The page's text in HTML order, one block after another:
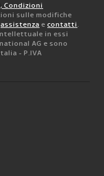
Condizioni
sulle modifiche
assistenza e contatti.
in essi
AG e sono
- P.IVA